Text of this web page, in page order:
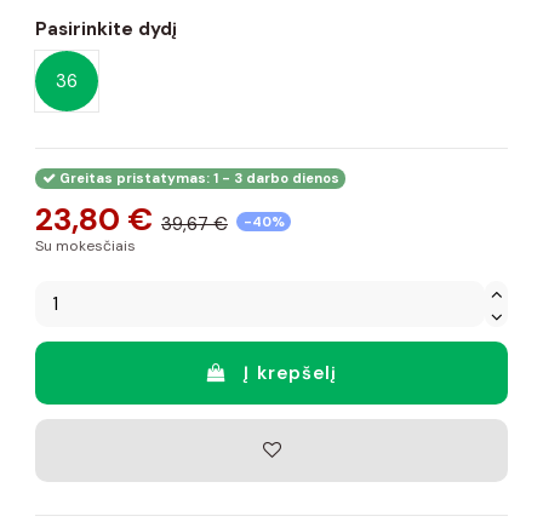
Pasirinkite dydį
36
Greitas pristatymas: 1 - 3 darbo dienos
23,80 € 39,67 € -40%
Su mokesčiais
Į krepšelį